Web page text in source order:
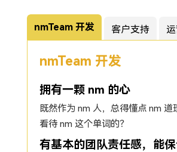
nmTeam 开发 客户支持
nmTeam 开发
拥有一颗 nm 的心
既然作为 nm 人，总得懂点 nm 道
看待 nm 这个单词的？
有基本的团队责任感，能